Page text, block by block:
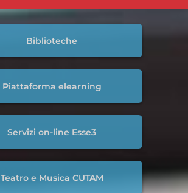
Biblioteche
Piattaforma elearning
Servizi on-line Esse3
Teatro e Musica CUTAM